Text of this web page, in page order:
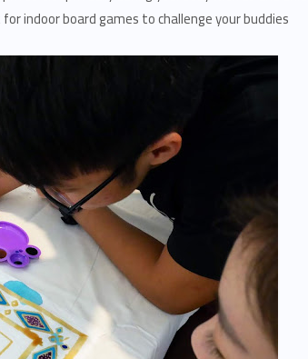
indoor board games to challenge your buddies!